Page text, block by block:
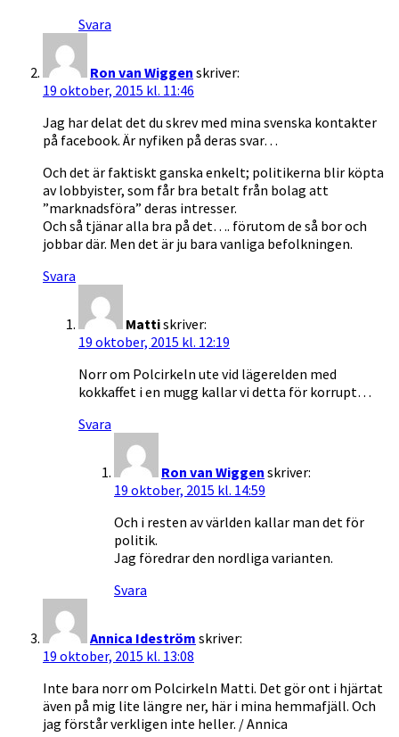
Svara
Ron van Wiggen skriver:
19 oktober, 2015 kl. 11:46
Jag har delat det du skrev med mina svenska kontakter
på facebook. Är nyfiken på deras svar…
Och det är faktiskt ganska enkelt; politikerna blir köpta
av lobbyister, som får bra betalt från bolag att
”marknadsföra” deras intresser.
Och så tjänar alla bra på det…. förutom de så bor och
jobbar där. Men det är ju bara vanliga befolkningen.
Svara
Mattiskriver:
19 oktober, 2015 kl. 12:19
Norr om Polcirkeln ute vid lägerelden med
kokkaffet i en mugg kallar vi detta för korrupt…
Svara
Ron van Wiggen skriver:
19 oktober, 2015 kl. 14:59
Och i resten av världen kallar man det för
politik.
Jag föredrar den nordliga varianten.
Svara
Annica Ideström skriver:
19 oktober, 2015 kl. 13:08
Inte bara norr om Polcirkeln Matti. Det gör ont i hjärtat
även på mig lite längre ner, här i mina hemmafjäll. Och
jag förstår verkligen inte heller. / Annica